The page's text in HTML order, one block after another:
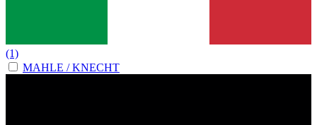
(1)
MAHLE / KNECHT